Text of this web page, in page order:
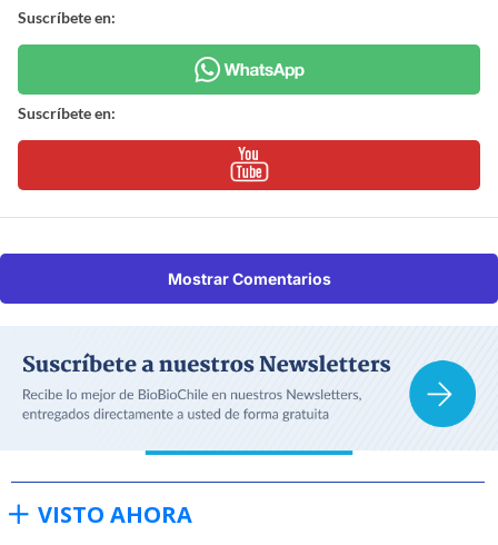
Suscríbete en:
Suscríbete en:
Mostrar Comentarios
VISTO AHORA